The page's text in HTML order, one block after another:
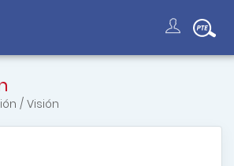
/ Visión